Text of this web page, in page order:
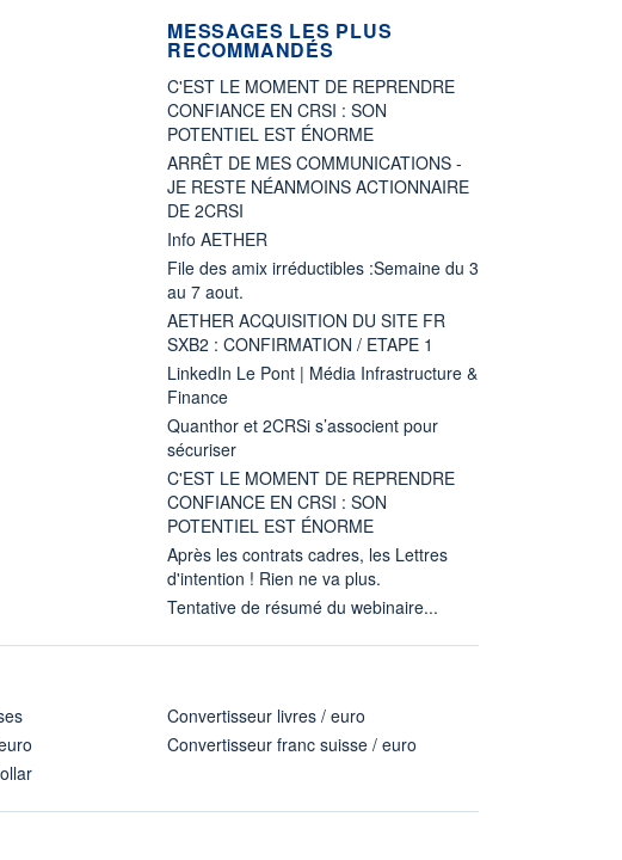
MESSAGES LES PLUS
RECOMMANDÉS
C'EST LE MOMENT DE REPRENDRE
CONFIANCE EN CRSI : SON
POTENTIEL EST ÉNORME
ARRÊT DE MES COMMUNICATIONS -
JE RESTE NÉANMOINS ACTIONNAIRE
DE 2CRSI
Info AETHER
File des amix irréductibles :Semaine du 3
au 7 aout.
AETHER ACQUISITION DU SITE FR
SXB2 : CONFIRMATION / ETAPE 1
LinkedIn Le Pont | Média Infrastructure &
Finance
Quanthor et 2CRSi s’associent pour
sécuriser
C'EST LE MOMENT DE REPRENDRE
CONFIANCE EN CRSI : SON
POTENTIEL EST ÉNORME
Après les contrats cadres, les Lettres
d'intention ! Rien ne va plus.
Tentative de résumé du webinaire...
Convertisseur livres / euro
Convertisseur franc suisse / euro